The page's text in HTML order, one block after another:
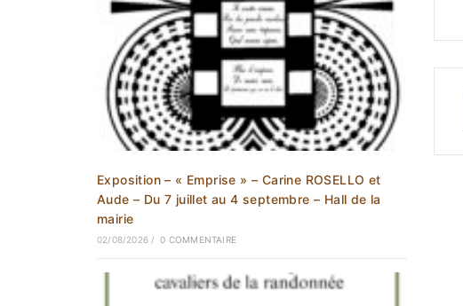
Exposition – « Emprise » – Carine ROSELLO et
Aude – Du 7 juillet au 4 septembre – Hall de la
mairie
02/08/2026 / 0 COMMENTAIRE